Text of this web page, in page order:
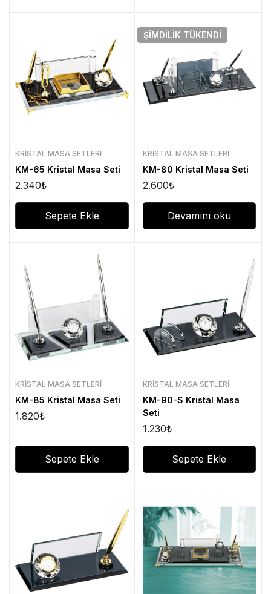
KRISTAL MASA SETLERI
KM-65 Kristal Masa Seti
2.340₺
Sepete Ekle
ŞIMDILIK TÜKENDI
KRISTAL MASA SETLERI
KM-80 Kristal Masa Seti
2.600₺
Devamını oku
KRISTAL MASA SETLERI
KM-85 Kristal Masa Seti
1.820₺
Sepete Ekle
KRISTAL MASA SETLERI
KM-90-S Kristal Masa
Seti
1.230₺
Sepete Ekle